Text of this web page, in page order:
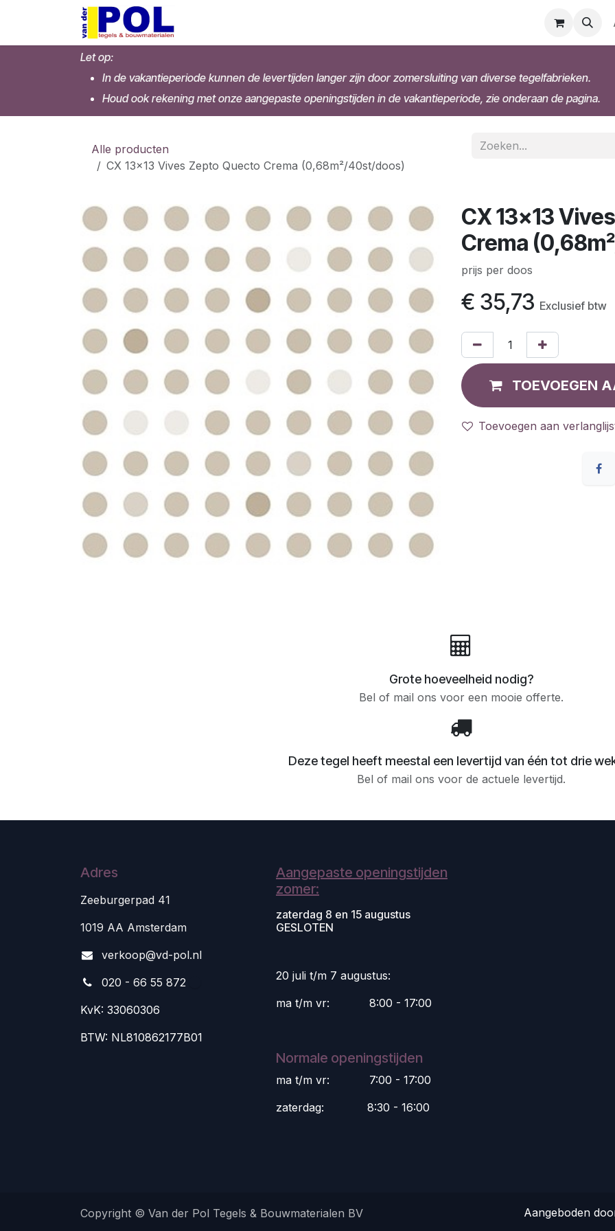
Overslaan naar inhoud
Let op:
In de vakantieperiode kunnen de levertijden langer zijn door zomersluiting van diverse tegelfabrieken.
Houd ook rekening met onze aangepaste openingstijden in de vakantieperiode, zie onderaan de pagina.
Alle producten
CX 13x13 Vives Zepto Quecto Crema (0,68m²/40st/doos)
CX 13x13
Crema
prijs per doos
€ 35,73 Exclusief btw
TOEVOEGEN
Toevoegen aan
Grote hoeveelheid nodig?
Bel of mail ons voor een mooie offerte.
Deze tegel heeft meestal een levertijd van één tot drie
Bel of mail ons voor de actuele levertijd.
Adres
Zeeburgerpad 41
1019 AA Amsterdam
verkoop@vd-pol.nl
020 - 66 55 872
KvK: 33060306
BTW: NL810862177B01
Aangepaste openingstijden
zomer:
zaterdag 8 en 15 augustus
GESLOTEN
20 juli t/m 7 augustus:
ma t/m vr:
​8:00 - 17:00
Normale openingstijden
ma t/m vr:
​7:00 - 17:00
zaterdag:
​8:30 - 16:00
Copyright © Van der Pol Tegels & Bouwmaterialen BV Aangeboden